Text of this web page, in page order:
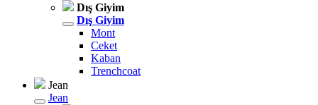
Dış Giyim
Dış Giyim
Mont
Ceket
Kaban
Trenchcoat
Jean
Jean